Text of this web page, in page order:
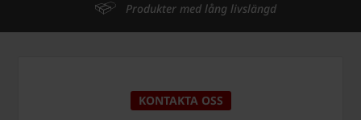
Produkter med lång livslängd
KONTAKTA OSS